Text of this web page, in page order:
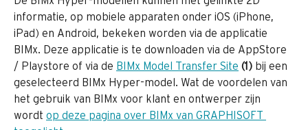
informatie, op mobiele apparaten onder iOS (iPhone,
iPad) en Android, bekeken worden via de applicatie
BIMx. Deze applicatie is te downloaden via de AppStore
/ Playstore of via de BIMx Model Transfer Site (1) bij een
geselecteerd BIMx Hyper-model. Wat de voordelen van
het gebruik van BIMx voor klant en ontwerper zijn
wordt op deze pagina over BIMx van GRAPHISOFT